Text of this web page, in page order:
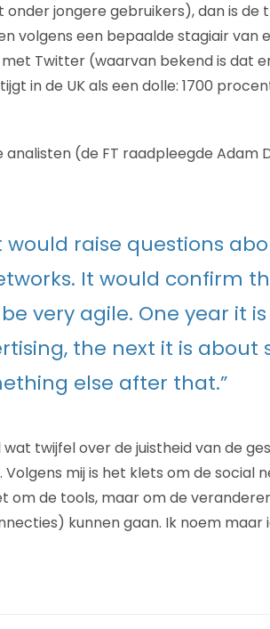
onder jongere gebruikers), dan is de
volgens een bepaalde stagiair van
Twitter (waarvan bekend is dat
in de UK als een dolle: 1700
(de FT raadpleegde Adam
would raise questions
It would confirm
very agile. One year it
the next it is about
else after that.”
twijfel over de juistheid van de
mij is het klets om de social
om de tools, maar om de
kunnen gaan. Ik noem maar